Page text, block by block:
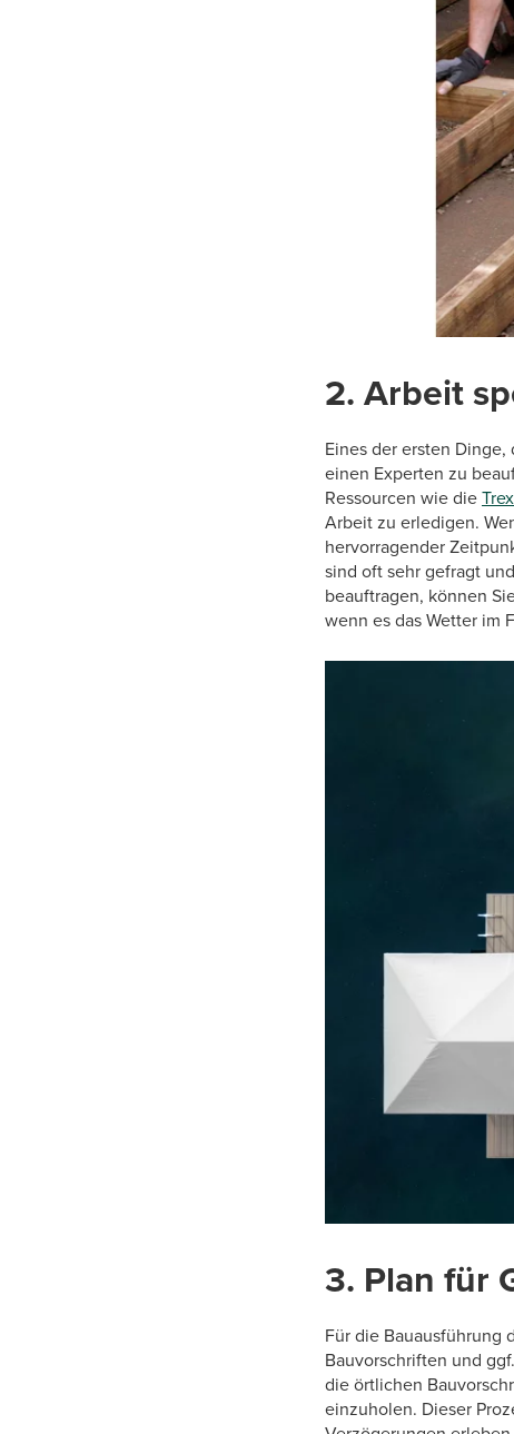
2. Arbeit
Eines der ersten
einen Experten zu
Ressourcen wie die
Arbeit zu erledigen.
hervorragender
sind oft sehr gefragt
beauftragen, können
wenn es das Wetter im
3. Plan für
Für die Bauausführung
Bauvorschriften und
die örtlichen
einzuholen. Dieser